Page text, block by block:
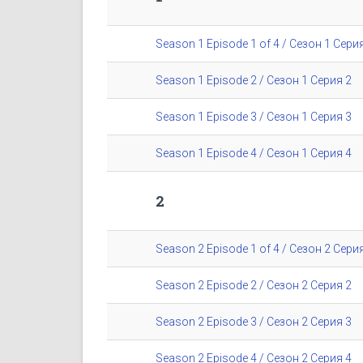
Season 1 Episode 1 of 4 / Сезон 1
Season 1 Episode 2 / Сезон 1 Серия 2
Season 1 Episode 3 / Сезон 1 Серия 3
Season 1 Episode 4 / Сезон 1 Серия 4
2
Season 2 Episode 1 of 4 / Сезон 2
Season 2 Episode 2 / Сезон 2 Серия 2
Season 2 Episode 3 / Сезон 2 Серия 3
Season 2 Episode 4 / Сезон 2 Серия 4